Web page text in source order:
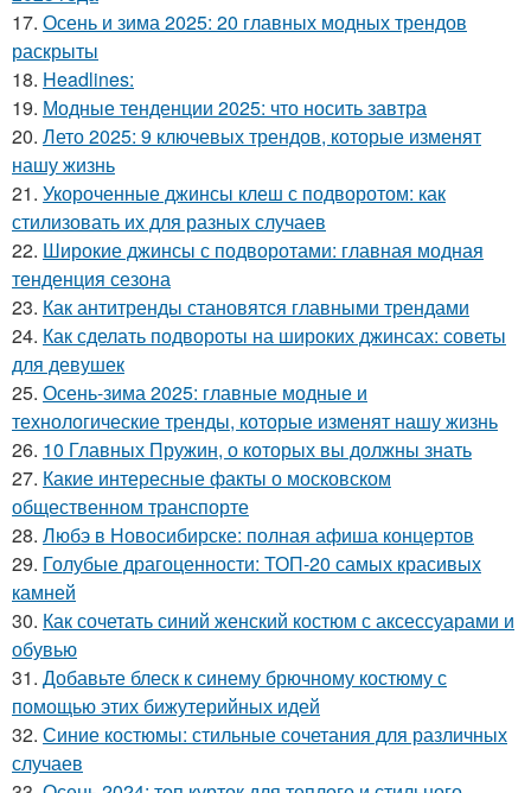
17. Осень и зима 2025: 20 главных модных трендов
раскрыты
18. Headlines:
19. Модные тенденции 2025: что носить завтра
20. Лето 2025: 9 ключевых трендов, которые изменят
нашу жизнь
21. Укороченные джинсы клеш с подворотом: как
стилизовать их для разных случаев
22. Широкие джинсы с подворотами: главная модная
тенденция сезона
23. Как антитренды становятся главными трендами
24. Как сделать подвороты на широких джинсах: советы
для девушек
25. Осень-зима 2025: главные модные и
технологические тренды, которые изменят нашу жизнь
26. 10 Главных Пружин, о которых вы должны знать
27. Какие интересные факты о московском
общественном транспорте
28. Любэ в Новосибирске: полная афиша концертов
29. Голубые драгоценности: ТОП-20 самых красивых
камней
30. Как сочетать синий женский костюм с аксессуарами и
обувью
31. Добавьте блеск к синему брючному костюму с
помощью этих бижутерийных идей
32. Синие костюмы: стильные сочетания для различных
случаев